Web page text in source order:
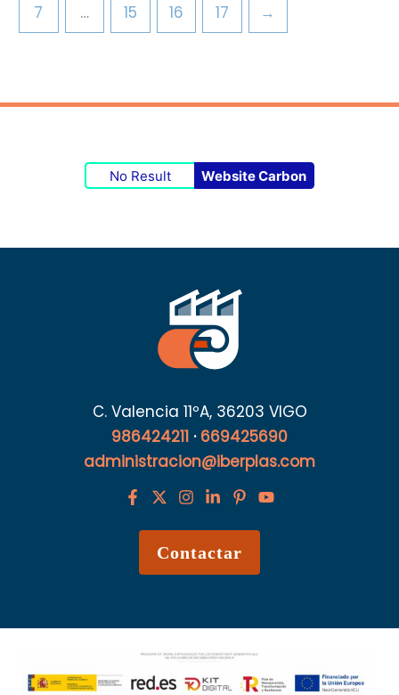
7 … 15 16 17 →
No Result Website Carbon
C. Valencia 11ºA, 36203 VIGO
986424211 · 669425690
administracion@iberplas.com
Contactar